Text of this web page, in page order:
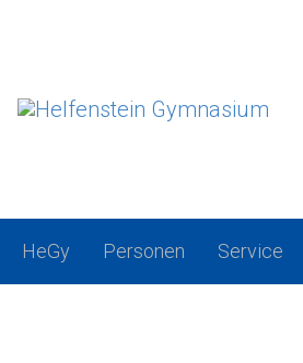
HeGy Personen Service